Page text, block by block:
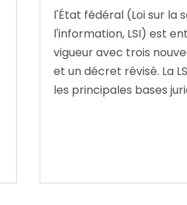
l'État fédéral (Loi sur la
l'information, LSI) est
vigueur avec trois
et un décret révisé. La
les principales bases